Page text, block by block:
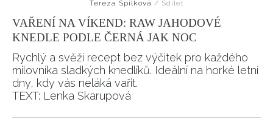
INFORMACE
REDAKCE
Tereza Spilková / Sdílet
VAŘENÍ NA VÍKEND: RAW JAHODOVÉ
KNEDLE PODLE ČERNÁ JAK NOC
Rychlý a svěží recept bez výčitek pro každého
milovníka sladkých knedlíků. Ideální na horké letní
dny, kdy vás neláká vařit.
TEXT: Lenka Skarupová